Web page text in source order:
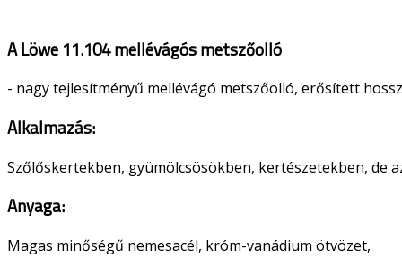
A Löwe 11.104 mellévágós metszőolló
- nagy tejlesítményű mellévágó metszőolló, erősített
Alkalmazás:
Szőlőskertekben, gyümölcsösökben, kertészetekben, de
Anyaga:
Magas minőségű nemesacél, króm-vanádium ötvözet,